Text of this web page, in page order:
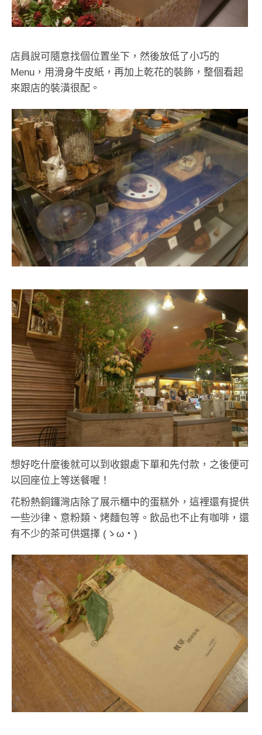
店員說可隨意找個位置坐下，然後放低了小巧的
Menu，用滑身牛皮紙，再加上乾花的裝飾，整個看起
來跟店的裝潢很配。
想好吃什麼後就可以到收銀處下單和先付款，之後便可
以回座位上等送餐喔！
花粉熱銅鑼灣店除了展示櫃中的蛋糕外，這裡還有提供
一些沙律、意粉類、烤麵包等。飲品也不止有咖啡，還
有不少的茶可供選擇 (ゝω・)